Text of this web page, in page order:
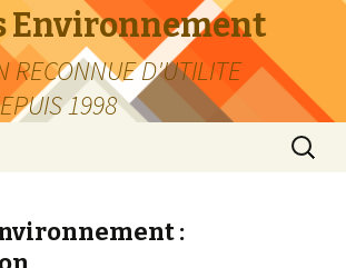
Environnement
RECONNUE D'UTILITE
1998
: